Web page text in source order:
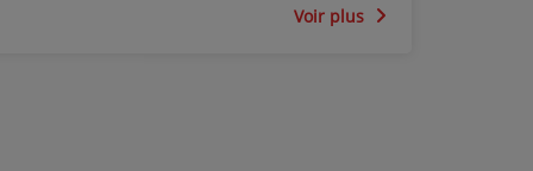
Voir plus